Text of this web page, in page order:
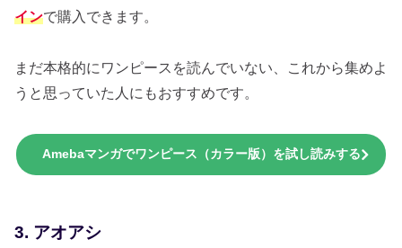
インで購入できます。
まだ本格的にワンピースを読んでいない、これから集めよ
うと思っていた人にもおすすめです。
Amebaマンガでワンピース（カラー版）を試し読みする
3. アオアシ